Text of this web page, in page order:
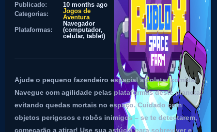
Publicado:
10 months ago
Categorias:
Jogos de
Aventura
Plataformas:
Navegador
(computador,
celular, tablet)
Ajude o pequeno fazendeiro espacial a coletar comida!
Navegue com agilidade pelas plataformas deste planeta,
evitando quedas mortais no espaço. Cuidado com
objetos perigosos e robôs inimigos – se te detectarem,
começarão a atirar! Use sua astúcia para sobreviver e